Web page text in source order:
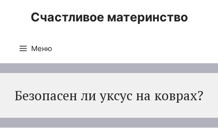
Счастливое материнство
Меню
Безопасен ли уксус на коврах?